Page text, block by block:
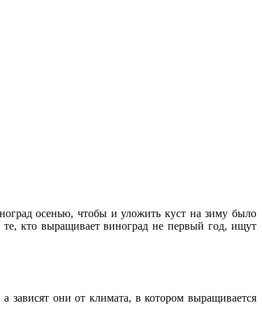
осенью, чтобы и уложить куст на зиму было
кто выращивает виноград не первый год, ищут
зависят они от климата, в котором выращивается